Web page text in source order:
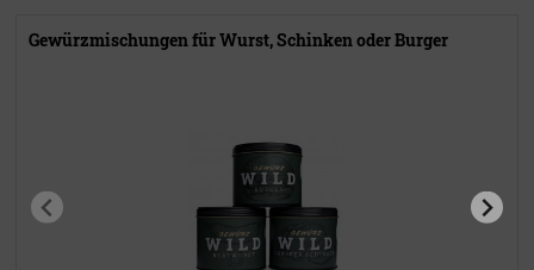
Gewürzmischungen für Wurst, Schinken oder Burger